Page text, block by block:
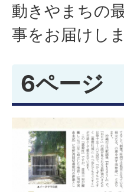
動きやまちの
事をお届けし
6ページ